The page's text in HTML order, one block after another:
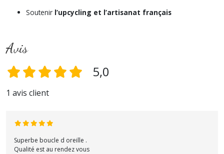
Soutenir l’upcycling et l’artisanat français
Avis
5,0
1 avis client
Superbe boucle d oreille .
Qualité est au rendez vous